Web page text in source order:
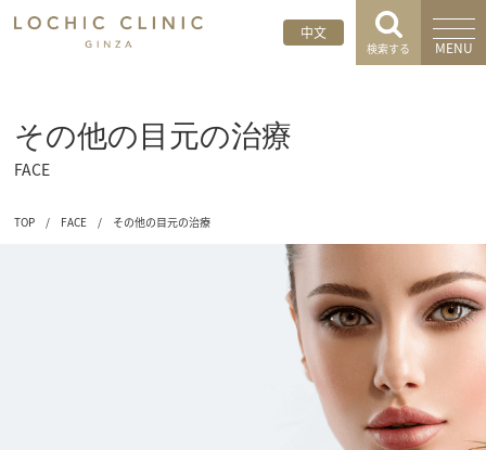
中文
検索する MENU
その他の目元の治療
FACE
TOP / FACE / その他の目元の治療